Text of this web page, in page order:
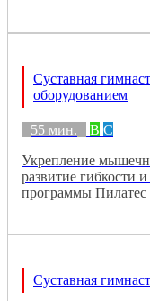
Суставная
оборудованием
55 мин. B C
Укрепление
развитие гибкости
программы Пилатес
Суставная